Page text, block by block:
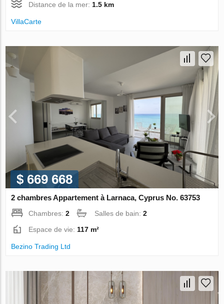
Distance de la mer: 1.5 km
VillaСarte
$ 669 668
2 chambres Appartement à Larnaca, Cyprus No. 63753
Chambres:2 Salles de bain:2
Espace de vie: 117 m²
Bezino Trading Ltd